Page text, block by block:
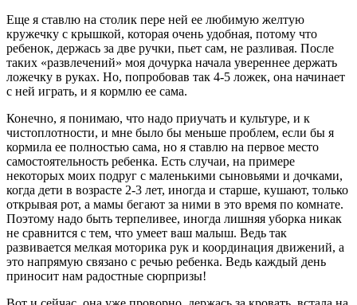
Еще я ставлю на столик пере ней ее любимую желтую
кружечку с крышкой, которая очень удобная, потому что
ребенок, держась за две ручки, пьет сам, не разливая. После
таких «развлечений» моя дочурка начала увереннее держать
ложечку в руках. Но, попробовав так 4-5 ложек, она начинает
с ней играть, и я кормлю ее сама.
Конечно, я понимаю, что надо приучать и культуре, и к
чистоплотности, и мне было бы меньше проблем, если бы я
кормила ее полностью сама, но я ставлю на первое место
самостоятельность ребенка. Есть случаи, на примере
некоторых моих подруг с маленькими сыновьями и дочками,
когда дети в возрасте 2-3 лет, иногда и старше, кушают, только
открывая рот, а мамы бегают за ними в это время по комнате.
Поэтому надо быть терпеливее, иногда лишняя уборка никак
не сравнится с тем, что умеет ваш малыш. Ведь так
развивается мелкая моторика рук и координация движений, а
это напрямую связано с речью ребенка. Ведь каждый день
приносит нам радостные сюрпризы!